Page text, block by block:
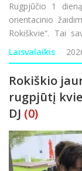
Rugpjūčio 1
orientacinio
Rokiškyje“. Tai
pažinsite Rokiškį ir
Laisvalaikis
Rokiškio
rugpjūtį
DJ (0)